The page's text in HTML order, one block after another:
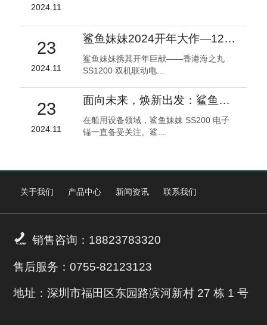
2024.11
23
2024.11
鲨鱼妹妹2024开年大作—1200磅电子锚引领海钓装备新潮流
鲨鱼妹妹携其开年巨献——香港海之丸
SS1200 双机联动电...
23
2024.11
面向未来，焕新出发：鲨鱼妹妹 SS200 电子锚全面升级！
在船用设备领域，鲨鱼妹妹 SS200 电子
锚一直备受关注。鲨...
关于我们 产品中心 新闻资讯 联系我们
 销售咨询：18823783320
售后服务：0755-82123123
地址：深圳市福田区东园路滨河新村 27 栋 1 号